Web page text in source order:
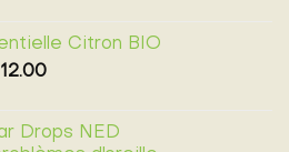
Citron BIO
Drops NED